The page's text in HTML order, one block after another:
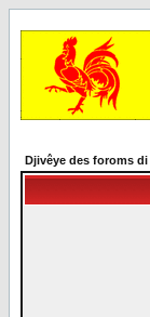
Djivêye des foroms